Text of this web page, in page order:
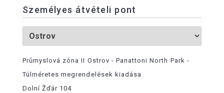
Személyes átvételi pont
Průmyslová zóna II Ostrov - Panattoni North Park -
Túlméretes megrendelések kiadása
Dolní Žďár 104